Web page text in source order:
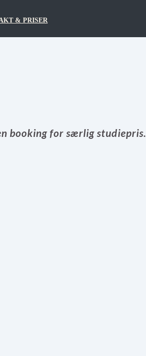
& PRISER
booking for særlig studiepris.